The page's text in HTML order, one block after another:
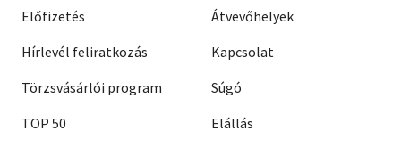
Előfizetés
Hírlevél feliratkozás
Törzsvásárlói program
TOP 50
Átvevőhelyek
Kapcsolat
Súgó
Elállás